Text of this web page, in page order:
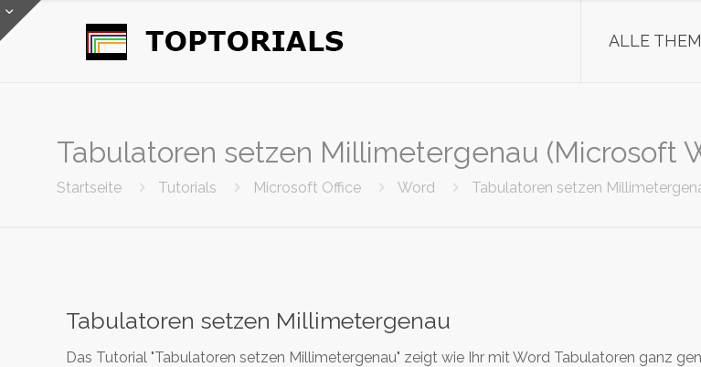
ALLE
Tabulatoren setzen Millimetergenau (Microsoft
Startseite Tutorials Microsoft Office Word Tabulatoren setzen
Tabulatoren setzen Millimetergenau
Das Tutorial "Tabulatoren setzen Millimetergenau" zeigt wie Ihr mit Word Tabulatoren ganz